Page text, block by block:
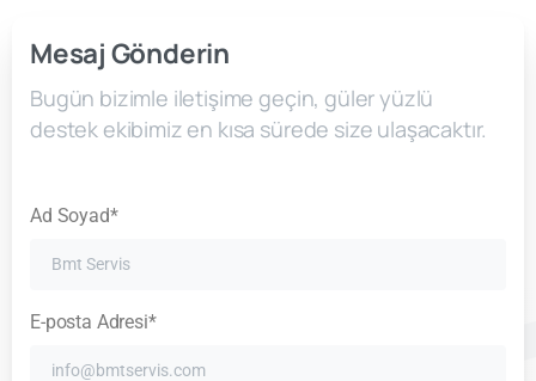
Mesaj Gönderin
Bugün bizimle iletişime geçin, güler yüzlü
destek ekibimiz en kısa sürede size ulaşacaktır.
Ad Soyad*
E-posta Adresi*